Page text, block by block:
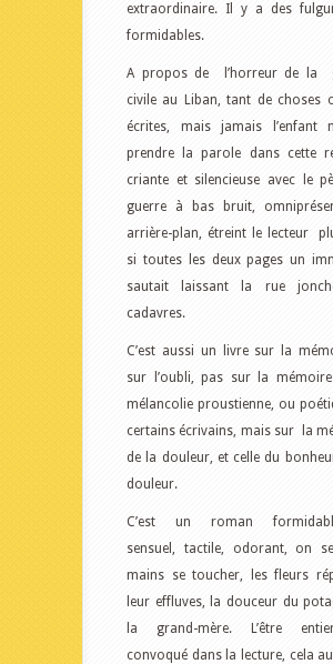
extraordinaire. Il y a des
formidables.
A propos de l’horreur de la
civile au Liban, tant de choses
écrites, mais jamais l’enfant
prendre la parole dans cette
criante et silencieuse avec le
guerre à bas bruit,
arrière-plan, étreint le lecteur
si toutes les deux pages un
sautait laissant la rue
cadavres.
C’est aussi un livre sur la
sur l’oubli, pas sur la
mélancolie proustienne, ou
certains écrivains, mais sur la
de la douleur, et celle du
douleur.
C’est un roman
sensuel, tactile, odorant, on
mains se toucher, les fleurs
leur effluves, la douceur du
la grand-mère. L’être
convoqué dans la lecture, cela